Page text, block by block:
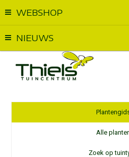
WEBSHOP
NIEUWS
Alle
Zoek op